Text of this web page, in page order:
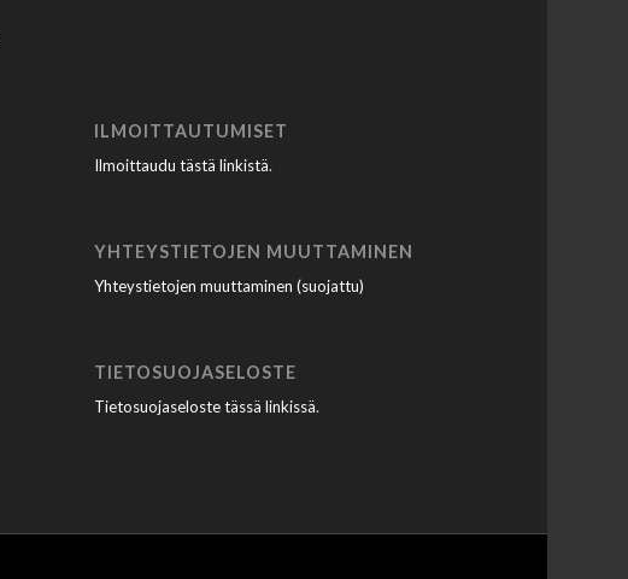
ILMOITTAUTUMISET
Ilmoittaudu tästä linkistä.
YHTEYSTIETOJEN MUUTTAMINEN
Yhteystietojen muuttaminen (suojattu)
TIETOSUOJASELOSTE
Tietosuojaseloste tässä linkissä.